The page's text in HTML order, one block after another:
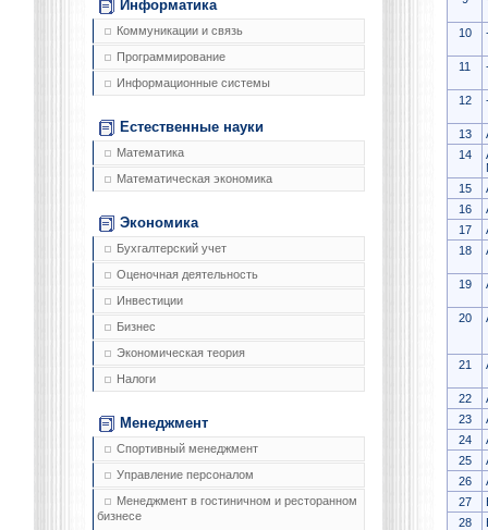
Информатика
Коммуникации и связь
Программирование
Информационные системы
Естественные науки
Математика
Математическая экономика
Экономика
Бухгалтерский учет
Оценочная деятельность
Инвестиции
Бизнес
Экономическая теория
Налоги
Менеджмент
Спортивный менеджмент
Управление персоналом
Менеджмент в гостиничном и ресторанном
бизнесе
10
11
12
13
14
15
16
17
18
19
20
21
22
23
24
25
26
27
28